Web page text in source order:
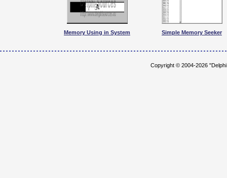
Memory Using in System Simple Memory Seeker
Copyright © 2004-2026